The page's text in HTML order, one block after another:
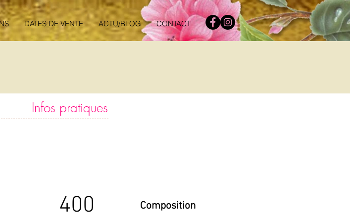
DATES DE VENTE ACTU/BLOG CONTACT
Infos pratiques
400 Composition